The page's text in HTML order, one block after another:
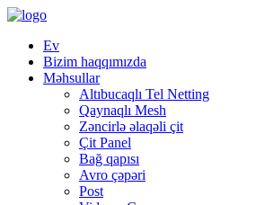
Ev
Bizim haqqımızda
Məhsullar
Altıbucaqlı Tel Netting
Qaynaqlı Mesh
Zəncirlə əlaqəli çit
Çit Panel
Bağ qapısı
Avro çəpəri
Post